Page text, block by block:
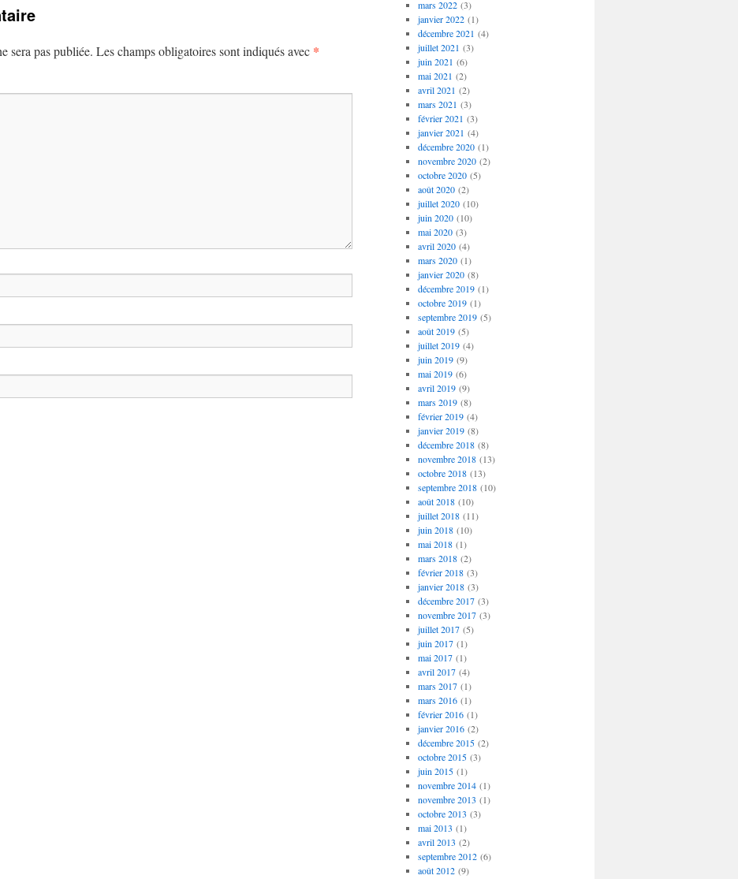
sera pas publiée. Les champs obligatoires sont indiqués avec *
mars 2022(3)
janvier 2022(1)
décembre 2021 (4)
juillet 2021 (3)
juin 2021 (6)
mai 2021 (2)
avril 2021 (2)
mars 2021 (3)
février 2021 (3)
janvier 2021 (4)
décembre 2020(1)
novembre 2020(2)
octobre 2020(5)
août 2020(2)
juillet 2020(10)
juin 2020(10)
mai 2020(3)
avril 2020(4)
mars 2020(1)
janvier 2020(8)
décembre 2019(1)
octobre 2019(1)
septembre 2019(5)
août 2019(5)
juillet 2019(4)
juin 2019(9)
mai 2019(6)
avril 2019(9)
mars 2019(8)
février 2019(4)
janvier 2019(8)
décembre 2018(8)
novembre 2018(13)
octobre 2018(13)
septembre 2018(10)
août 2018(10)
juillet 2018(11)
juin 2018(10)
mai 2018(1)
mars 2018(2)
février 2018(3)
janvier 2018(3)
décembre 2017(3)
novembre 2017(3)
juillet 2017(5)
juin 2017(1)
mai 2017(1)
avril 2017(4)
mars 2017(1)
mars 2016(1)
février 2016(1)
janvier 2016(2)
décembre 2015(2)
octobre 2015(3)
juin 2015(1)
novembre 2014(1)
novembre 2013 (1)
octobre 2013 (3)
mai 2013 (1)
avril 2013 (2)
septembre 2012(6)
août 2012(9)